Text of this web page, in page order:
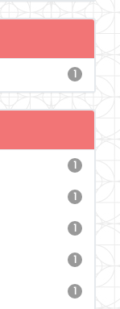
1
1
1
1
1
1